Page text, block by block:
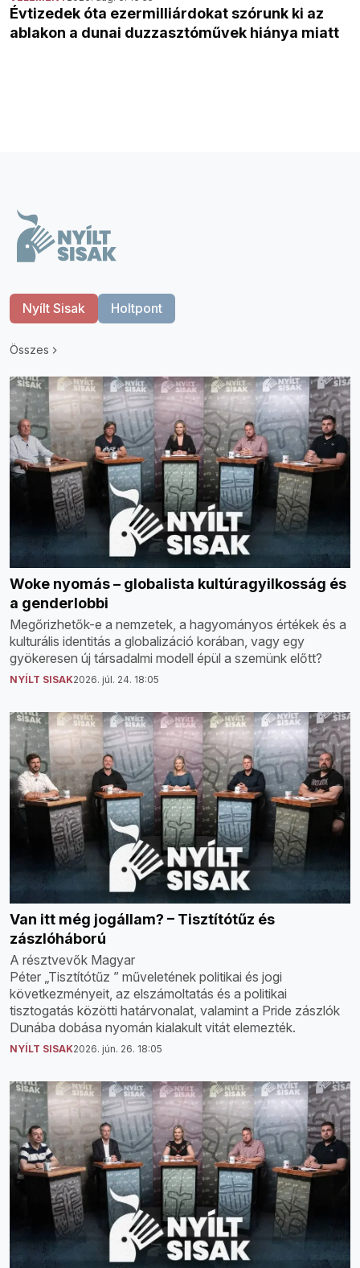
Évtizedek óta ezermilliárdokat szórunk ki az
ablakon a dunai duzzasztóművek hiánya miatt
Nyílt Sisak Holtpont
Összes
Woke nyomás – globalista kultúragyilkosság és
a genderlobbi
Megőrizhetők-e a nemzetek, a hagyományos értékek és a
kulturális identitás a globalizáció korában, vagy egy
gyökeresen új társadalmi modell épül a szemünk előtt?
NYÍLT SISAK2026. júl. 24. 18:05
Van itt még jogállam? – Tisztítótűz és
zászlóháború
A résztvevők Magyar
Péter „Tisztítótűz ” műveletének politikai és jogi
következményeit, az elszámoltatás és a politikai
tisztogatás közötti határvonalat, valamint a Pride zászlók
Dunába dobása nyomán kialakult vitát elemezték.
NYÍLT SISAK2026. jún. 26. 18:05